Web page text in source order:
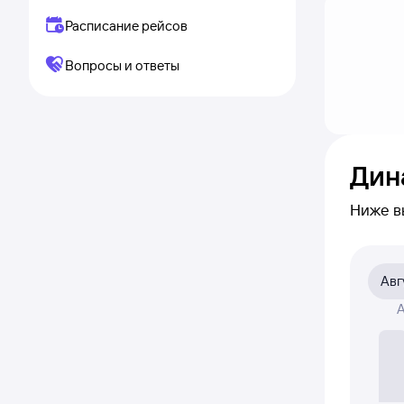
Расписание рейсов
Вопросы и ответы
Ниже
На